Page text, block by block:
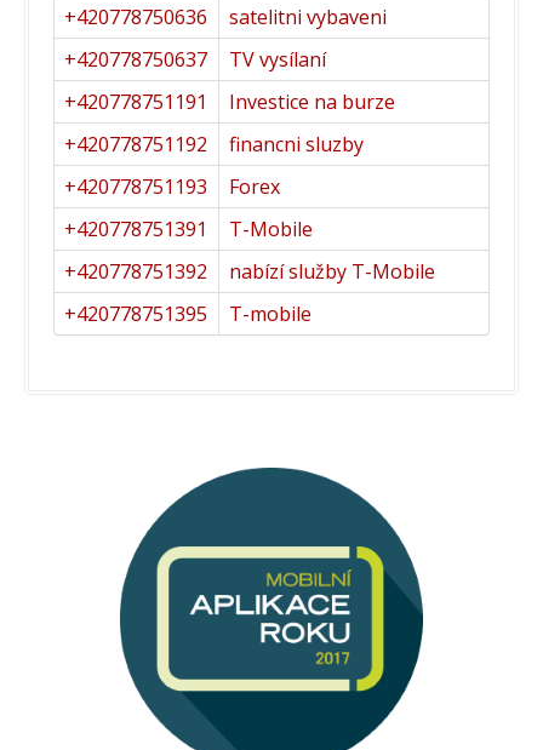
+420778750636
satelitni vybaveni
+420778750637
TV vysílaní
+420778751191
Investice na burze
+420778751192
financni sluzby
+420778751193
Forex
+420778751391
T-Mobile
+420778751392
nabízí služby T-Mobile
+420778751395
T-mobile